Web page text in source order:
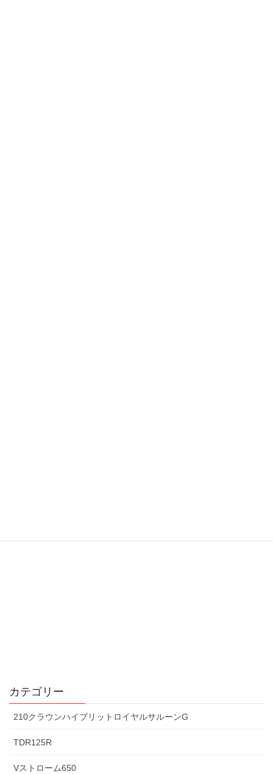
カテゴリー
210クラウンハイブリットロイヤルサルーンG
TDR125R
Vストローム650